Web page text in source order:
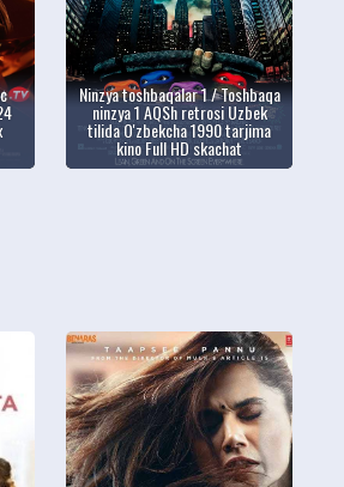
Ninzya toshbaqalar 1 / Toshbaqa
ninzya 1 AQSh retrosi Uzbek
tilida O'zbekcha 1990 tarjima
kino Full HD skachat